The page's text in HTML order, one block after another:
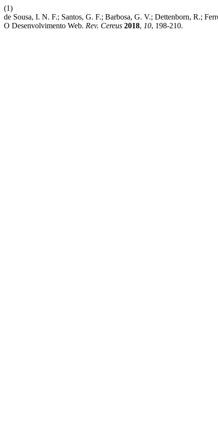
(1)
de Sousa, I. N. F.; Santos, G. F.; Barbosa, G. V.; Dettenborn, R.;
O Desenvolvimento Web. Rev. Cereus 2018, 10, 198-210.